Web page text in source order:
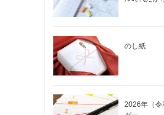
のし紙
2026年（令